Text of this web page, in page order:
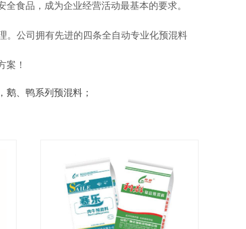
食品，成为企业经营活动最基本的要求。
。公司拥有先进的四条全自动专业化预混料
案！
、鸭系列预混料；